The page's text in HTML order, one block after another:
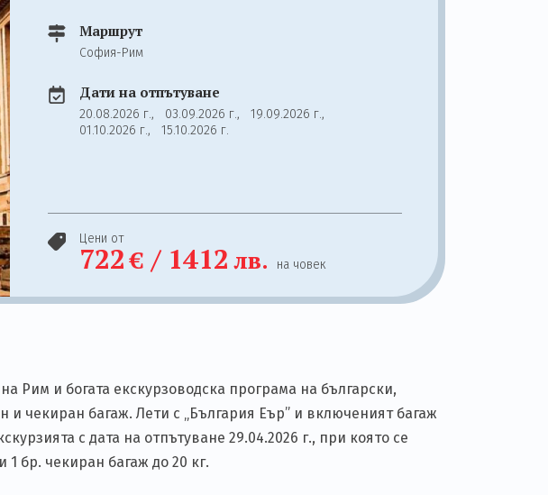
Маршрут
София-Рим
Дати на отпътуване
20.08.2026 г., 03.09.2026 г.,19.09.2026 г.,
01.10.2026 г.,15.10.2026 г.
Цени от
722 € / 1412 лв. на човек
Рим и богата екскурзоводска програма на български,
чекиран багаж. Лети с „България Еър” и включеният багаж
с дата на отпътуване 29.04.2026 г., при която се
1 бр. чекиран багаж до 20 кг.